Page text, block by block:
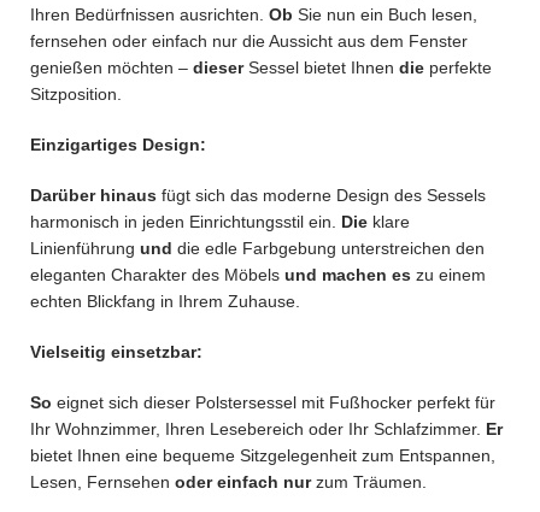
Ihren Bedürfnissen ausrichten. Ob Sie nun ein Buch lesen,
fernsehen oder einfach nur die Aussicht aus dem Fenster
genießen möchten – dieserSessel bietet Ihnen die perfekte
Sitzposition.
Einzigartiges Design:
Darüber hinaus fügt sich das moderne Design des Sessels
harmonisch in jeden Einrichtungsstil ein. Die klare
Linienführung und die edle Farbgebung unterstreichen den
eleganten Charakter des Möbels und machen es zu einem
echten Blickfang in Ihrem Zuhause.
Vielseitig einsetzbar:
So eignet sich dieser Polstersessel mit Fußhocker perfekt für
Ihr Wohnzimmer, Ihren Lesebereich oder Ihr Schlafzimmer. Er
bietet Ihnen eine bequeme Sitzgelegenheit zum Entspannen,
Lesen, Fernsehen oder einfach nurzum Träumen.